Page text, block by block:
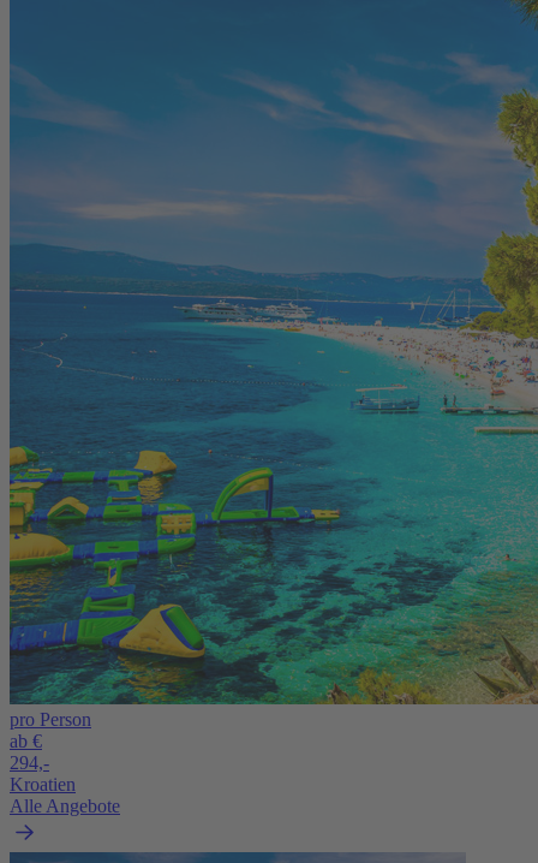
pro Person
ab €
294,-
Kroatien
Alle Angebote